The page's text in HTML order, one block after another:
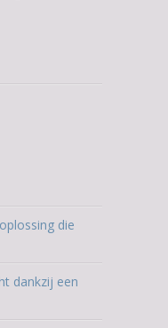
die
dankzij een